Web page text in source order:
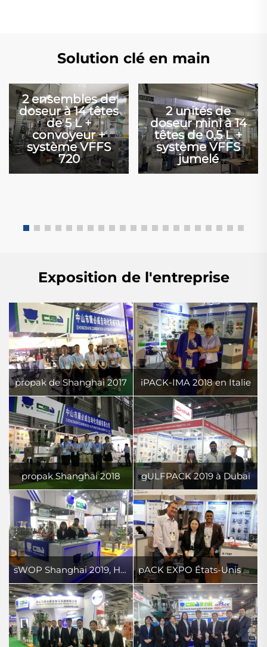
Solution clé en main
2 ensembles de
doseur à 14 têtes
de 5 L +
convoyeur +
système VFFS
720
2 unités de
doseur mini à 14
têtes de 0,5 L +
système VFFS
jumelé
Exposition de l'entreprise
propak de Shanghai 2017 iPACK-IMA 2018 en Italie
propak Shanghai 2018 gULFPACK 2019 à Dubaï
sWOP Shanghai 2019, Hall N4 pACK EXPO États-Unis 2019